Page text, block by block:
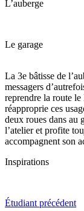
L’auberge
Le garage
La 3e bâtisse de
messagers
reprendre la route
réapproprie ces
deux roues dans au
l’atelier et profite
accompagnent son
Inspirations
Étudiant précédent